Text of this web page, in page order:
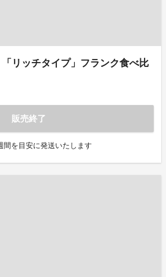
リッチタイプ」フランク食べ比
販売終了
間を目安に発送いたします